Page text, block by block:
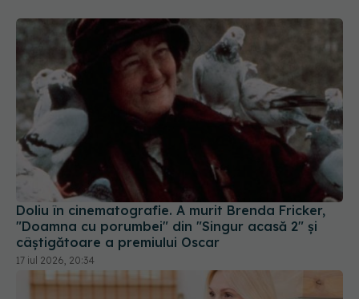
Doliu în cinematografie. A murit Brenda Fricker,
"Doamna cu porumbei" din "Singur acasă 2" și
câștigătoare a premiului Oscar
17 iul 2026, 20:34